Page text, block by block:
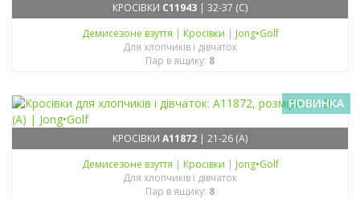
КРОСІВКИ C11943 | 32-37 (C)
Демисезонe взуття | Кросівки | Jong•Golf
Для хлопчиків і дівчаток
Пар в ящику: 8
НОВИНКА
КРОСІВКИ A11872 | 21-26 (A)
Демисезонe взуття | Кросівки | Jong•Golf
Для хлопчиків і дівчаток
Пар в ящику: 8